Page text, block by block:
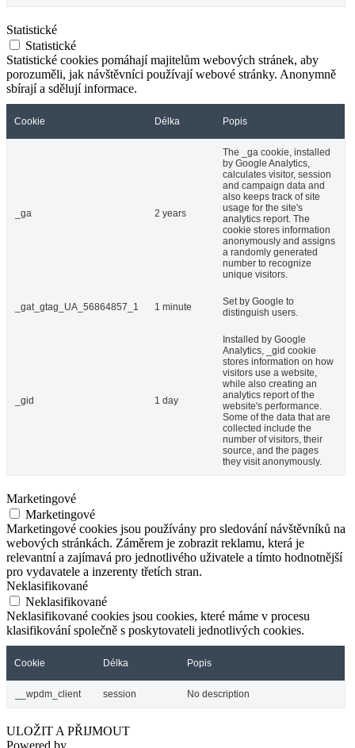
Statistické
Statistické
Statistické cookies pomáhají majitelům webových stránek, aby
porozuměli, jak návštěvníci používají webové stránky. Anonymně
sbírají a sdělují informace.
Cookie Délka Popis
_ga 2 years
The _ga cookie, installed
by Google Analytics,
calculates visitor, session
and campaign data and
also keeps track of site
usage for the site's
analytics report. The
cookie stores information
anonymously and assigns
a randomly generated
number to recognize
unique visitors.
_gat_gtag_UA_56864857_1 1 minute
Set by Google to
distinguish users.
_gid 1 day
Installed by Google
Analytics, _gid cookie
stores information on how
visitors use a website,
while also creating an
analytics report of the
website's performance.
Some of the data that are
collected include the
number of visitors, their
source, and the pages
they visit anonymously.
Marketingové
Marketingové
Marketingové cookies jsou používány pro sledování návštěvníků na
webových stránkách. Záměrem je zobrazit reklamu, která je
relevantní a zajímavá pro jednotlivého uživatele a tímto hodnotnější
pro vydavatele a inzerenty třetích stran.
Neklasifikované
Neklasifikované
Neklasifikované cookies jsou cookies, které máme v procesu
klasifikování společně s poskytovateli jednotlivých cookies.
Cookie Délka Popis
__wpdm_client session No description
ULOŽIT A PŘIJMOUT
Powered by